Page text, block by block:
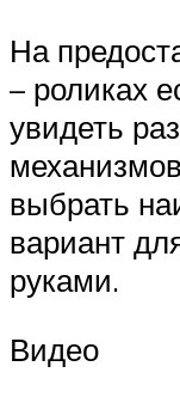
На
– роликах
увидеть
выбрать
вариант
руками.
Видео